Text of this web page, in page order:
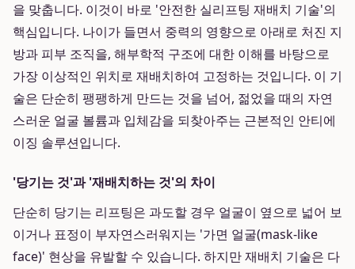
을 맞춥니다. 이것이 바로 '안전한 실리프팅 재배치 기술'의
핵심입니다. 나이가 들면서 중력의 영향으로 아래로 처진 지
방과 피부 조직을, 해부학적 구조에 대한 이해를 바탕으로
가장 이상적인 위치로 재배치하여 고정하는 것입니다. 이 기
술은 단순히 팽팽하게 만드는 것을 넘어, 젊었을 때의 자연
스러운 얼굴 볼륨과 입체감을 되찾아주는 근본적인 안티에
이징 솔루션입니다.
'당기는 것'과 '재배치하는 것'의 차이
단순히 당기는 리프팅은 과도할 경우 얼굴이 옆으로 넓어 보
이거나 표정이 부자연스러워지는 '가면 얼굴(mask-like
face)' 현상을 유발할 수 있습니다. 하지만 재배치 기술은 다